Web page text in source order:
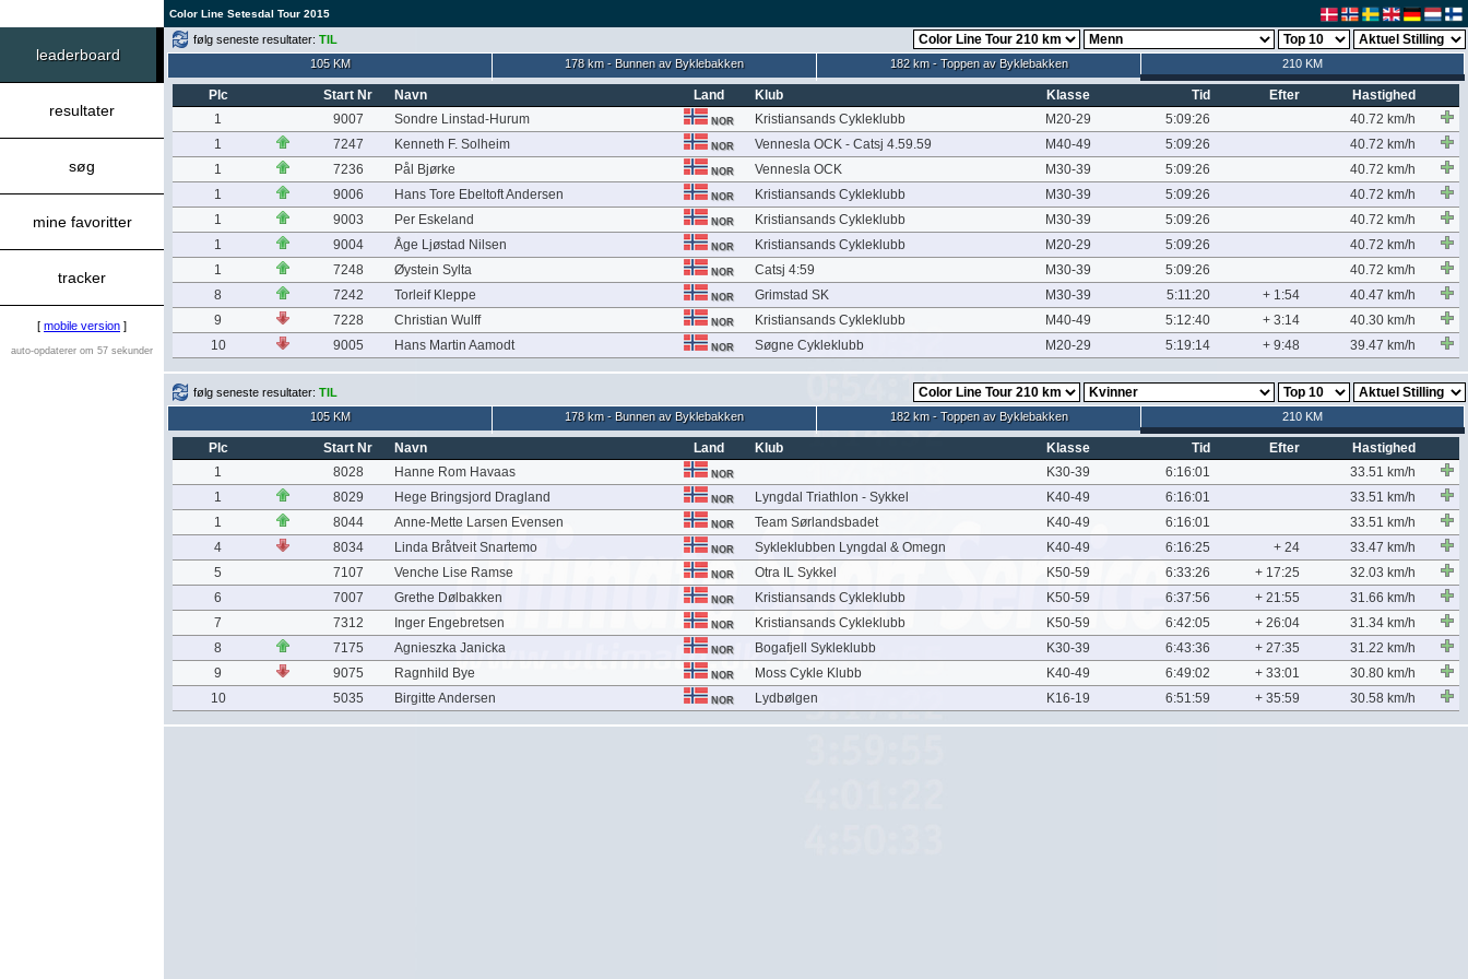
Color Line Setesdal Tour 2015
leaderboard
resultater
søg
mine favoritter
tracker
[ mobile version ]
auto-opdaterer om 57 sekunder
følg seneste resultater: TIL
105 KM
178 km - Bunnen av Byklebakken 182 km - Toppen av Byklebakken 210 KM
Plc Start Nr Navn Land Klub Klasse Tid Efter
Hastighed
1
9007 Sondre Linstad-Hurum NOR Kristiansands Cykleklubb M20-29 5:09:26
40.72 km/h
1
7247 Kenneth F. Solheim NOR Vennesla OCK - Catsj 4.59.59 M40-49 5:09:26
40.72 km/h
1
7236 Pål Bjørke NOR Vennesla OCK M30-39 5:09:26
40.72 km/h
1
9006 Hans Tore Ebeltoft Andersen NOR Kristiansands Cykleklubb M30-39 5:09:26
40.72 km/h
1
9003 Per Eskeland NOR Kristiansands Cykleklubb M30-39 5:09:26
40.72 km/h
1
9004 Åge Ljøstad Nilsen NOR Kristiansands Cykleklubb M20-29 5:09:26
40.72 km/h
1
7248 Øystein Sylta NOR Catsj 4:59 M30-39 5:09:26
40.72 km/h
8
7242 Torleif Kleppe NOR Grimstad SK M30-39 5:11:20 + 1:54
40.47 km/h
9
7228 Christian Wulff NOR Kristiansands Cykleklubb M40-49 5:12:40 + 3:14
40.30 km/h
10
9005 Hans Martin Aamodt NOR Søgne Cykleklubb M20-29 5:19:14 + 9:48 39.47 km/h
følg seneste resultater: TIL
105 KM
178 km - Bunnen av Byklebakken 182 km - Toppen av Byklebakken 210 KM
Plc Start Nr Navn Land Klub Klasse Tid Efter
Hastighed
1
8028 Hanne Rom Havaas NOR K30-39 6:16:01
33.51 km/h
1
8029 Hege Bringsjord Dragland NOR Lyngdal Triathlon - Sykkel K40-49 6:16:01
33.51 km/h
1
8044 Anne-Mette Larsen Evensen NOR Team Sørlandsbadet K40-49 6:16:01
33.51 km/h
4
8034 Linda Bråtveit Snartemo NOR Sykleklubben Lyngdal & Omegn K40-49 6:16:25 + 24
33.47 km/h
5
7107 Venche Lise Ramse NOR Otra IL Sykkel K50-59 6:33:26 + 17:25
32.03 km/h
6
7007 Grethe Dølbakken NOR Kristiansands Cykleklubb K50-59 6:37:56 + 21:55
31.66 km/h
7
7312 Inger Engebretsen NOR Kristiansands Cykleklubb K50-59 6:42:05 + 26:04
31.34 km/h
8
7175 Agnieszka Janicka NOR Bogafjell Sykleklubb K30-39 6:43:36 + 27:35
31.22 km/h
9
9075 Ragnhild Bye NOR Moss Cykle Klubb K40-49 6:49:02 + 33:01
30.80 km/h
10
5035 Birgitte Andersen NOR Lydbølgen K16-19 6:51:59 + 35:59 30.58 km/h